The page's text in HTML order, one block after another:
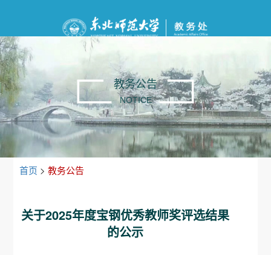
教务公告
NOTICE
首页 > 教务公告
关于2025年度宝钢优秀教师奖评选结果
的公示